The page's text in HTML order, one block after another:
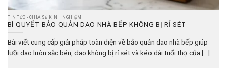
TIN TỨC - CHIA SẺ KINH NGHIỆM
BÍ QUYẾT BẢO QUẢN DAO NHÀ BẾP KHÔNG BỊ RỈ SÉT
Bài viết cung cấp giải pháp toàn diện về bảo quản dao nhà bếp giúp
lưỡi dao luôn sắc bén, dao không bị rỉ sét và kéo dài tuổi thọ của [...]